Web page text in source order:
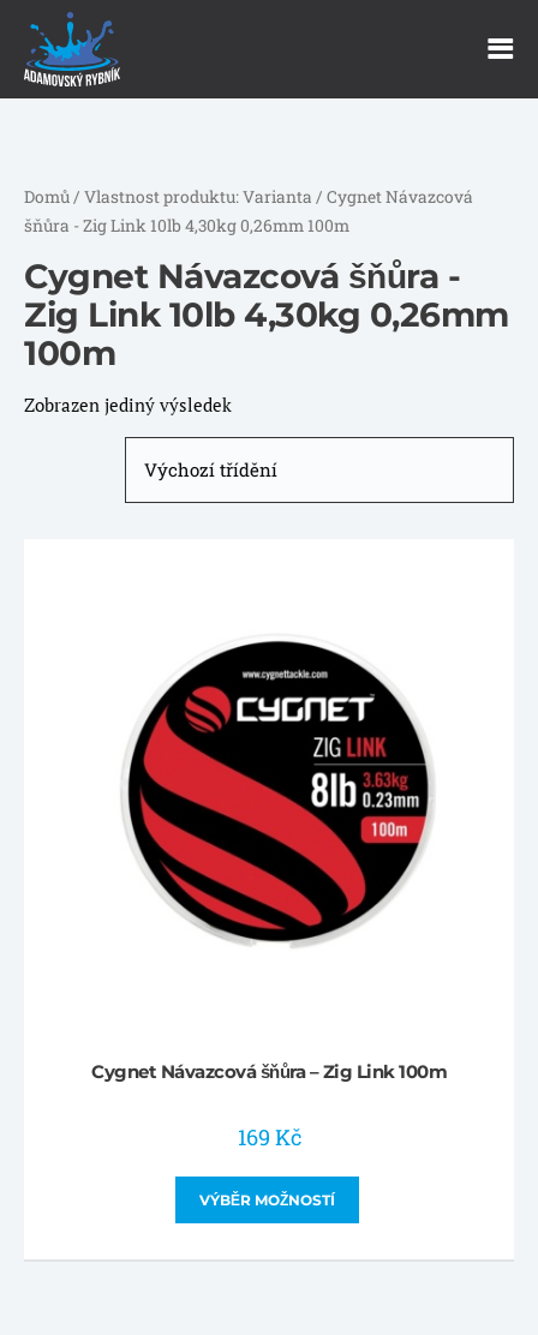
Domů/ Vlastnost produktu: Varianta / Cygnet Návazcová
šňůra - Zig Link 10lb 4,30kg 0,26mm 100m
Cygnet Návazcová šňůra -
Zig Link 10lb 4,30kg 0,26mm
100m
Zobrazen jediný výsledek
Cygnet Návazcová šňůra – Zig Link 100m
169 Kč
VÝBĚR MOŽNOSTÍ